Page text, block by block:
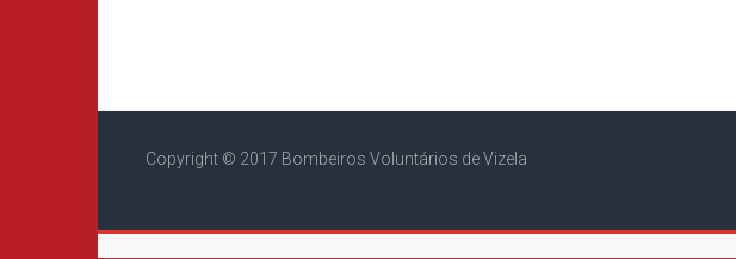
Copyright © 2017 Bombeiros Voluntários de Vizela